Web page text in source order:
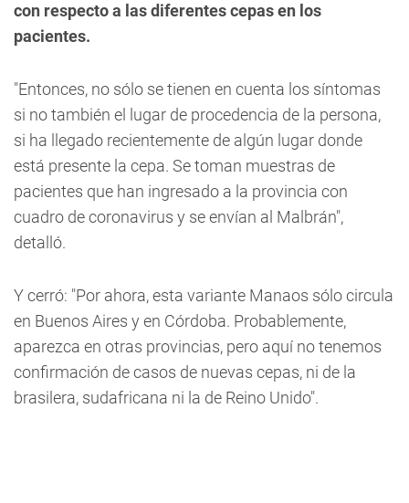
con respecto a las diferentes cepas en los
pacientes.
"Entonces, no sólo se tienen en cuenta los síntomas
si no también el lugar de procedencia de la persona,
si ha llegado recientemente de algún lugar donde
está presente la cepa. Se toman muestras de
pacientes que han ingresado a la provincia con
cuadro de coronavirus y se envían al Malbrán",
detalló.
Y cerró: "Por ahora, esta variante Manaos sólo circula
en Buenos Aires y en Córdoba. Probablemente,
aparezca en otras provincias, pero aquí no tenemos
confirmación de casos de nuevas cepas, ni de la
brasilera, sudafricana ni la de Reino Unido".